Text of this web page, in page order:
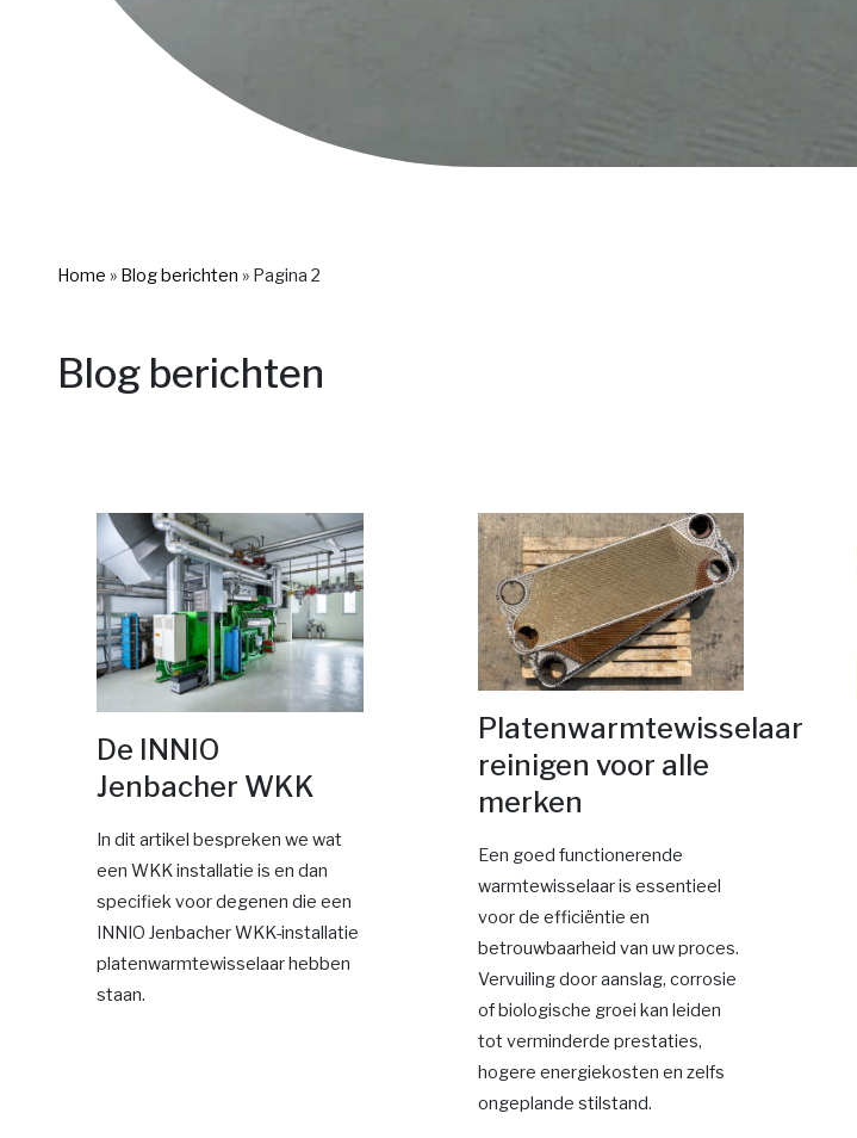
Home » Blog berichten » Pagina 2
Blog berichten
De INNIO
Jenbacher WKK
In dit artikel bespreken we wat
een WKK installatie is en dan
specifiek voor degenen die een
INNIO Jenbacher WKK-installatie
platenwarmtewisselaar hebben
staan.
Platenwarmtewisselaar
reinigen voor alle
merken
Een goed functionerende
warmtewisselaar is essentieel
voor de efficiëntie en
betrouwbaarheid van uw proces.
Vervuiling door aanslag, corrosie
of biologische groei kan leiden
tot verminderde prestaties,
hogere energiekosten en zelfs
ongeplande stilstand.